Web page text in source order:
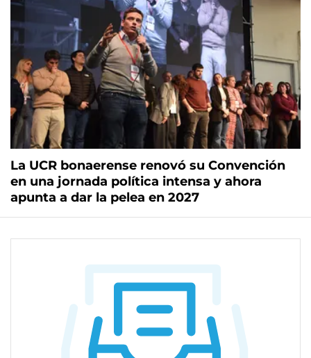
La UCR bonaerense renovó su Convención
en una jornada política intensa y ahora
apunta a dar la pelea en 2027